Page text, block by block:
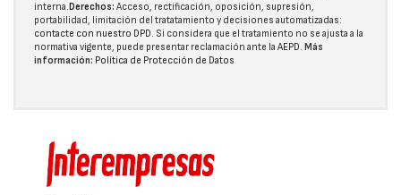
interna.Derechos: Acceso, rectificación, oposición, supresión,
portabilidad, limitación del tratatamiento y decisiones automatizadas:
contacte con nuestro DPD. Si considera que el tratamiento no se ajusta a la
normativa vigente, puede presentar reclamación ante la AEPD. Más
información: Política de Protección de Datos